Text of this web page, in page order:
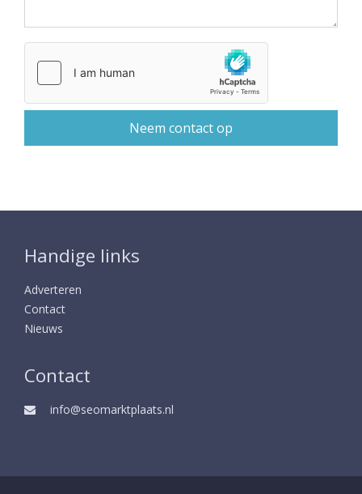
Handige links
Adverteren
Contact
Nieuws
Contact
info@seomarktplaats.nl